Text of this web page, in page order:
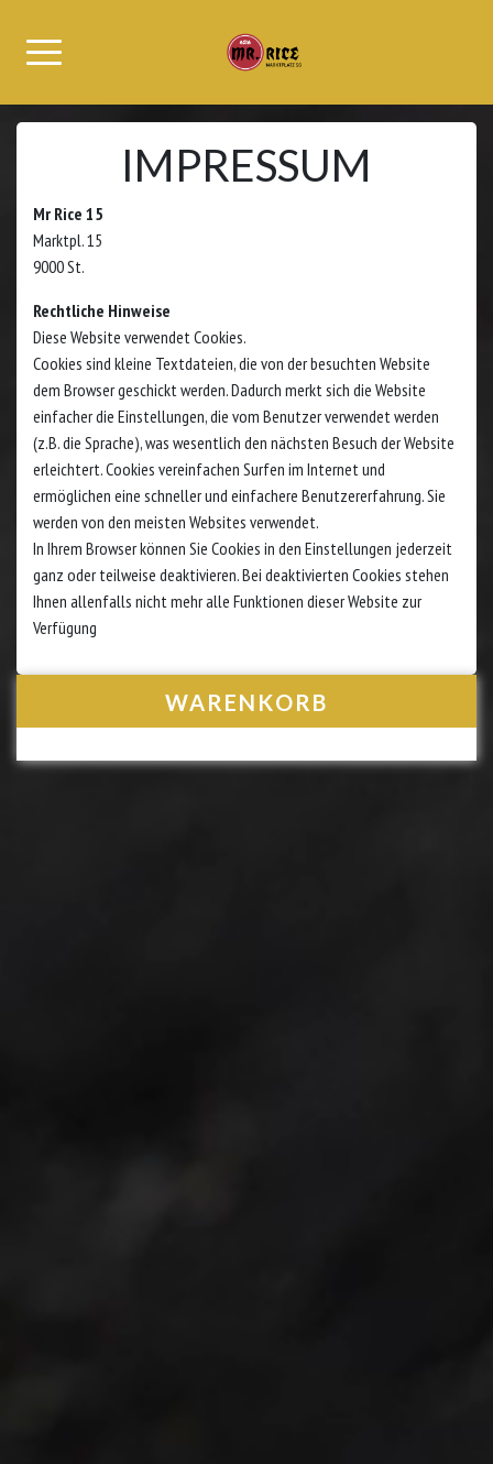
IMPRESSUM
Mr Rice 15
Marktpl. 15
9000 St.
Rechtliche Hinweise
Diese Website verwendet Cookies.
Cookies sind kleine Textdateien, die von der besuchten Website
dem Browser geschickt werden. Dadurch merkt sich die Website
einfacher die Einstellungen, die vom Benutzer verwendet werden
(z.B. die Sprache), was wesentlich den nächsten Besuch der Website
erleichtert. Cookies vereinfachen Surfen im Internet und
ermöglichen eine schneller und einfachere Benutzererfahrung. Sie
werden von den meisten Websites verwendet.
In Ihrem Browser können Sie Cookies in den Einstellungen jederzeit
ganz oder teilweise deaktivieren. Bei deaktivierten Cookies stehen
Ihnen allenfalls nicht mehr alle Funktionen dieser Website zur
Verfügung
WARENKORB